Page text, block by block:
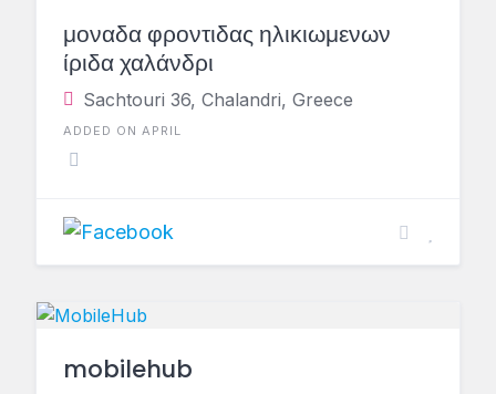
μοναδα φροντιδας ηλικιωμενων
ίριδα χαλάνδρι
Sachtouri 36, Chalandri, Greece
ADDED ON APRIL
mobilehub